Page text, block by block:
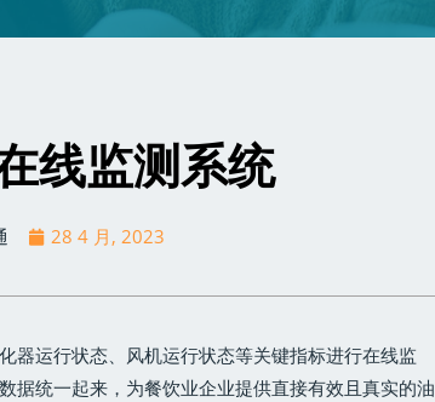
线监测系统
28 4 月, 2023
器运行状态、风机运行状态等关键指标进行在线监
据统一起来，为餐饮业企业提供直接有效且真实的油